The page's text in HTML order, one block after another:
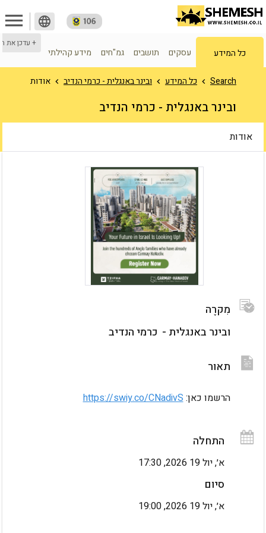
language
menu
כל המידע עסקים תושבים גמ"חים מידע קהילתי
+ עדכן את
Search כל המידע ובינר באנגלית - כרמי הנדיב אודות
ובינר באנגלית - כרמי הנדיב
אודות
מִקרֶה
ובינר באנגלית -  כרמי הנדיב
גלריית תמונות
גלריית וידאו
תאור
הרשמו כאן: https://swiy.co/CNadivS
התחלה
א׳, יול 19 2026, 17:30
סיום
א׳, יול 19 2026, 19:00